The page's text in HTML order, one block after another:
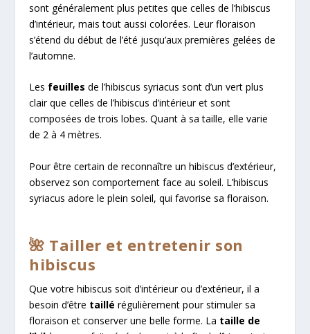
sont généralement plus petites que celles de l’hibiscus
d’intérieur, mais tout aussi colorées. Leur floraison
s’étend du début de l’été jusqu’aux premières gelées de
l’automne.
Les feuilles de l’hibiscus syriacus sont d’un vert plus
clair que celles de l’hibiscus d’intérieur et sont
composées de trois lobes. Quant à sa taille, elle varie
de 2 à 4 mètres.
Pour être certain de reconnaître un hibiscus d’extérieur,
observez son comportement face au soleil. L’hibiscus
syriacus adore le plein soleil, qui favorise sa floraison.
🌺 Tailler et entretenir son
hibiscus
Que votre hibiscus soit d’intérieur ou d’extérieur, il a
besoin d’être taillé régulièrement pour stimuler sa
floraison et conserver une belle forme. La taille de